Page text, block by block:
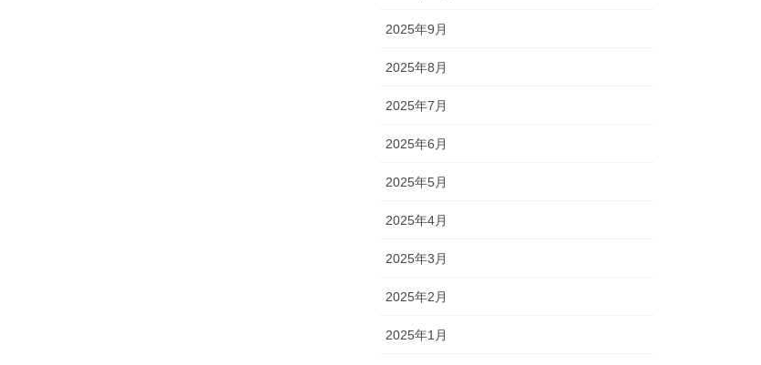
2025年9月
2025年8月
2025年7月
2025年6月
2025年5月
2025年4月
2025年3月
2025年2月
2025年1月